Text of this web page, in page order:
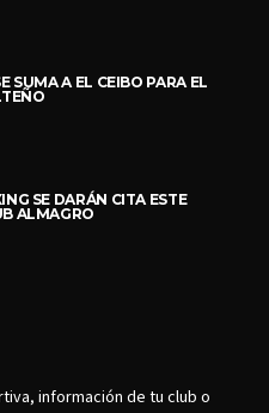
SUMA A EL CEIBO PARA EL
SE DARÁN CITA ESTE
ALMAGRO
información de tu club o